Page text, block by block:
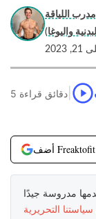
اللياقة
2023
5 دقائق قراءة
مدروسة جيدًا
سياستنا التحريرية